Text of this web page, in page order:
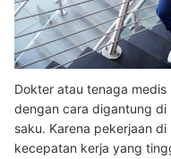
Dokter atau tenaga
dengan cara digantung di
saku. Karena pekerjaan
kecepatan kerja yang